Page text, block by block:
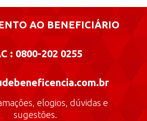
AO BENEFICIÁRIO
: 0800-202 0255
elogios, dúvidas e
sugestões.